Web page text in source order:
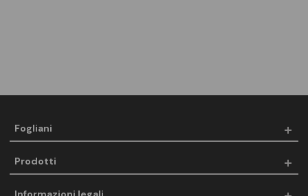
Fogliani
Prodotti